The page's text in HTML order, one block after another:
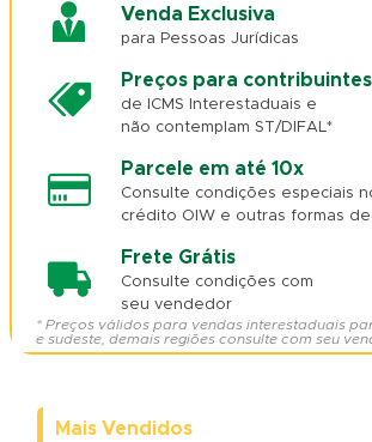
Venda Exclusiva
para Pessoas Jurídicas
Preços para contribuintes
de ICMS Interestaduais e
não contemplam ST/DIFAL*
Parcele em até 10x
Consulte condições especiais
crédito OIW e outras formas
Frete Grátis
Consulte condições com
seu vendedor
* Preços válidos para vendas interestaduais
e sudeste, demais regiões consulte com seu
Mais Vendidos